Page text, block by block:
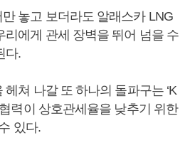
놓고 보더라도 알래스카 LNG
리에게 관세 장벽을 뛰어 넘을 수
다.
쳐 나갈 또 하나의 돌파구는 ‘K
력이 상호관세율을 낮추기 위한
있다.